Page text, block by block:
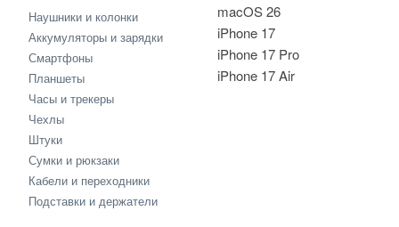
macOS 26
iPhone 17
iPhone 17 Pro
iPhone 17 Air
Наушники и колонки
Аккумуляторы и зарядки
Смартфоны
Планшеты
Часы и трекеры
Чехлы
Штуки
Сумки и рюкзаки
Кабели и переходники
Подставки и держатели